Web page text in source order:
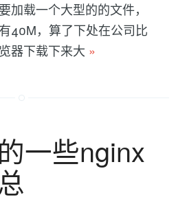
加载一个大型的的文件，
40M，算了下处在公司比
器下载下来大 »
一些nginx